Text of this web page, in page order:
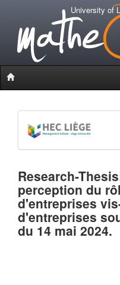
University of
Research-
perception du
d'entreprises
d'entreprises
du 14 mai 2024.